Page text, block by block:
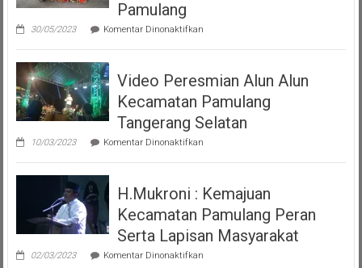
Pamulang
30/05/2023 Komentar Dinonaktifkanpada
Moyo
Maena
Acara
Misa
Inkulturasi
IKKSU
Pamulang
Video Peresmian Alun Alun
Kecamatan Pamulang
Tangerang Selatan
10/03/2023 Komentar Dinonaktifkanpada
Peresmian
Alun
Kecamatan
Pamulang
Tangerang
Selatan
H.Mukroni : Kemajuan
Kecamatan Pamulang Peran
Serta Lapisan Masyarakat
02/03/2023 Komentar Dinonaktifkanpada